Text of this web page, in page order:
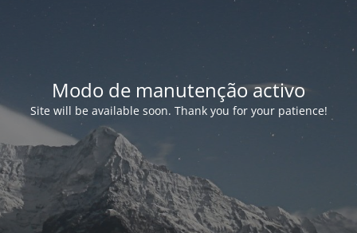
Modo de manutenção activo
Site will be available soon. Thank you for your patience!